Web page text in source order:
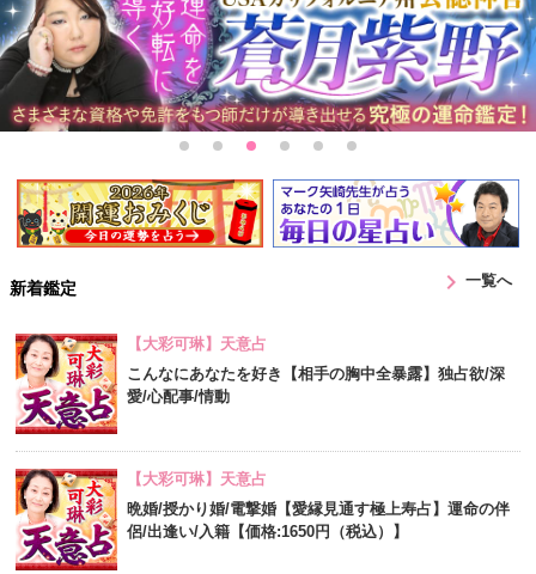
新着鑑定 chevron_right一覧へ
【大彩可琳】天意占
こんなにあなたを好き【相手の胸中全暴露】独占欲/深
愛/心配事/情動
【大彩可琳】天意占
晩婚/授かり婚/電撃婚【愛縁見通す極上寿占】運命の伴
侶/出逢い/入籍【価格:1650円（税込）】